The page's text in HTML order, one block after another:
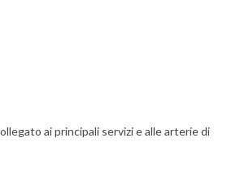
ai principali servizi e alle arterie di